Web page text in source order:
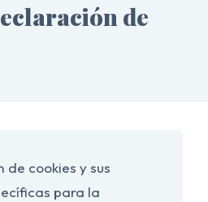
de
de cookies y sus
para la